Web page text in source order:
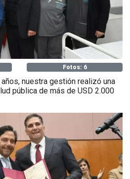
Fotos: 6
nuestra gestión realizó una
pública de más de USD 2.000